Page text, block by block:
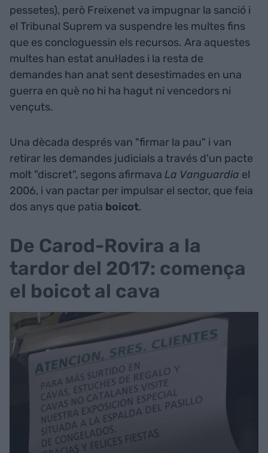
pessetes), però Freixenet va impugnar la sanció i
el Tribunal Suprem va suspendre les multes fins
que es concloguessin els recursos. Ara aquestes
multes han estat anul·lades i la resta de
demandes han anat sent desestimades en una
guerra en què no hi ha hagut ni vencedors ni
vençuts.
Una dècada després van "firmar la pau" i van
retirar les demandes judicials a través d'un pacte
molt "discret", segons afirmava La Vanguardia el
2006, i van pactar per impulsar el sector, que feia
dos anys que patia boicot.
De Carod-Rovira a la
tardor del 2017: comença
el boicot al cava